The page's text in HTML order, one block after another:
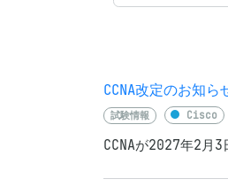
CCNA改定のお知ら
試験情報 Cisco
CCNAが2027年2